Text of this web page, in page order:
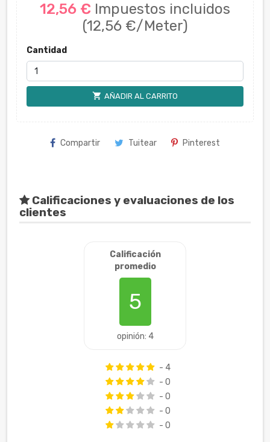
12,56 € Impuestos incluidos
(12,56 €/Meter)
Cantidad
shopping_cart AÑADIR AL CARRITO
Compartir Tuitear Pinterest
Calificaciones y evaluaciones de los
clientes
Calificación
promedio
5
opinión: 4
- 4
- 0
- 0
- 0
- 0